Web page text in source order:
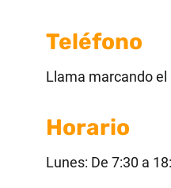
Teléfono
Llama marcando el
Horario
Lunes: De 7:30 a